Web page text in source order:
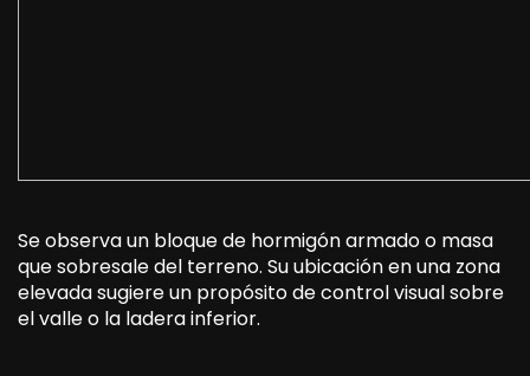
Se observa un bloque de hormigón armado o masa
que sobresale del terreno. Su ubicación en una zona
elevada sugiere un propósito de control visual sobre
el valle o la ladera inferior.